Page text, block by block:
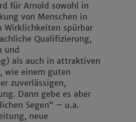
für Arnold sowohl in
von Menschen in
Wirklichkeiten spürbar
Qualifizierung,
und
als auch in attraktiven
wie einem guten
zuverlässigen,
Dann gebe es aber
Segen“ – u.a.
neue